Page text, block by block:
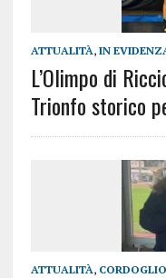
ATTUALITÀ, IN
L’Olimpo di
Trionfo storico
ATTUALITÀ, CORDOGLIO